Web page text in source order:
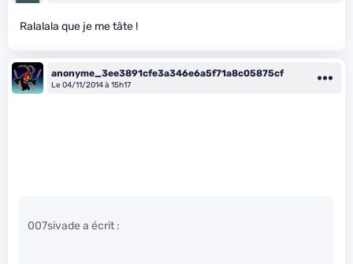
Ralalala que je me tâte !
anonyme_3ee3891cfe3a346e6a5f71a8c05875cf
Le 04/11/2014 à 15h17
007sivade a écrit :